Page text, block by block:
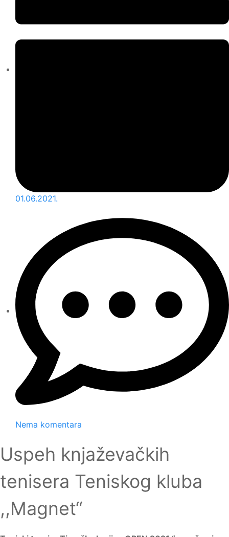
01.06.2021.
Nema komentara
Uspeh knjaževačkih
tenisera Teniskog kluba
,,Magnet“